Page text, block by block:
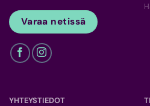
Varaa netissä
YHTEYSTIEDOT